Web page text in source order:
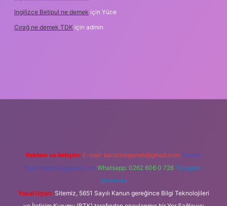
Ingilizce Betipul ne demek için Yüce
Çırağ ne demek TDK için admin
Reklam ve İletişim: E-mail: backlinkpaneli@gmail.com Teams:
forumhizmeti@gmail.com Whatsapp: 0262 606 0 726 Telegram:
@karabul
Yasal Uyarı: Sitemiz, 5651 Sayılı Kanun gereğince Bilgi Teknolojileri